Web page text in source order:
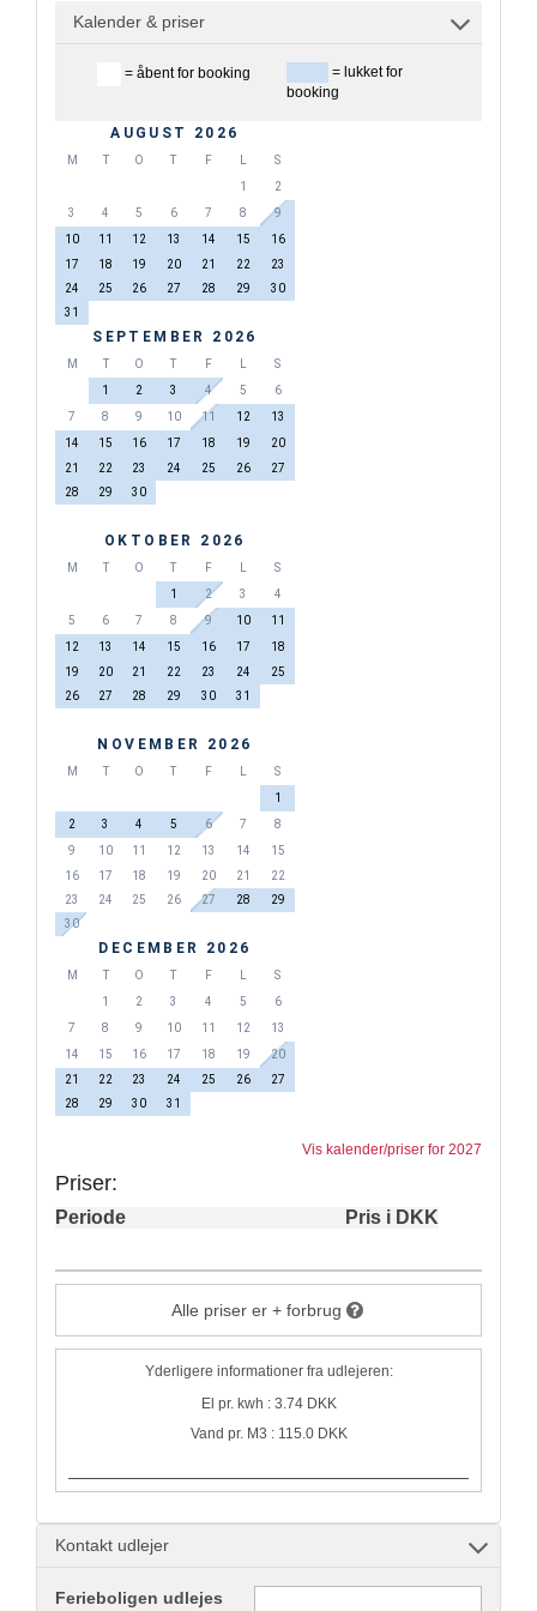
Kalender & priser
= åbent for booking
= lukket for
booking
AUGUST 2026
M T O T F
S
1
2
3
4 5 6 7 8
9
10
11 12 13 14 15
16
17
18 19 20 21 22
23
24
25 26 27 28 29
30
31
SEPTEMBER 2026
M T O T F
S
1
2 3 4 5
6
7
8 9 10 11 12
13
14
15 16 17 18 19
20
21
22 23 24 25 26
27
28
29 30
OKTOBER 2026
M T O T F
S
1
2 3
4
5
6 7 8 9 10
11
12
13 14 15 16 17
18
19
20 21 22 23 24
25
26
27 28 29 30 31
NOVEMBER 2026
M T O T F
S
1
2
3 4 5 6 7
8
9
10 11 12 13 14
15
16
17 18 19 20 21
22
23
24 25 26 27 28
29
30
DECEMBER 2026
M T O T F
S
1
2 3 4 5
6
7
8 9 10 11 12
13
14
15 16 17 18 19
20
21
22 23 24 25 26
27
28
29 30 31
Vis kalender/priser for 2027
Priser:
Periode Pris i DKK
Alle priser er + forbrug
Yderligere informationer fra udlejeren:
El pr. kwh : 3.74 DKK
Vand pr. M3 : 115.0 DKK
Kontakt udlejer
Ferieboligen udlejes